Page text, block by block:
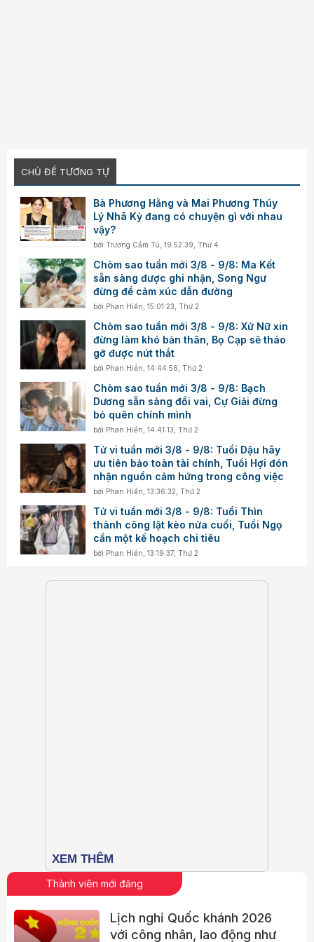
CHỦ ĐỀ TƯƠNG TỰ
Bà Phương Hằng và Mai Phương Thúy
Lý Nhã Kỳ đang có chuyện gì với nhau
vậy?
bởiTrương Cẩm Tú ,19:52:39, Thứ 4
Chòm sao tuần mới 3/8 - 9/8: Ma Kết
sẵn sàng được ghi nhận, Song Ngư
đừng để cảm xúc dẫn đường
bởi Phan Hiền ,15:01:23, Thứ 2
Chòm sao tuần mới 3/8 - 9/8: Xử Nữ xin
đừng làm khó bản thân, Bọ Cạp sẽ tháo
gỡ được nút thắt
bởi Phan Hiền ,14:44:56, Thứ 2
Chòm sao tuần mới 3/8 - 9/8: Bạch
Dương sẵn sàng đổi vai, Cự Giải đừng
bỏ quên chính mình
bởi Phan Hiền ,14:41:13, Thứ 2
Tử vi tuần mới 3/8 - 9/8: Tuổi Dậu hãy
ưu tiên bảo toàn tài chính, Tuổi Hợi đón
nhận nguồn cảm hứng trong công việc
bởi Phan Hiền ,13:36:32, Thứ 2
Tử vi tuần mới 3/8 - 9/8: Tuổi Thìn
thành công lật kèo nửa cuối, Tuổi Ngọ
cần một kế hoạch chi tiêu
bởi Phan Hiền ,13:19:37, Thứ 2
Thành viên mới đăng
Lịch nghỉ Quốc khánh 2026
với công nhân, lao động như